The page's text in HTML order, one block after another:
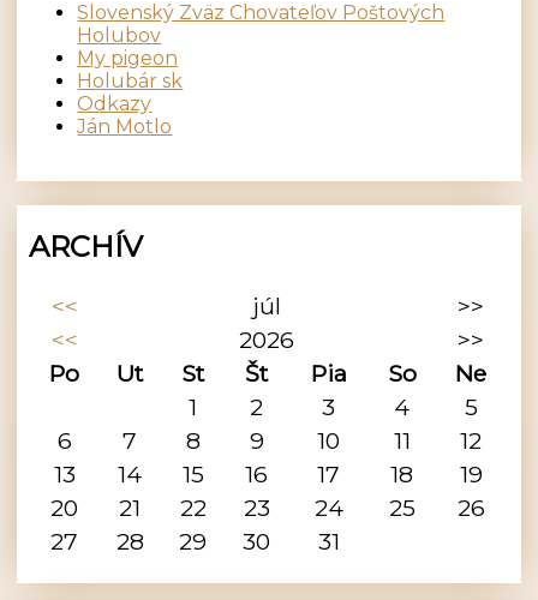
Slovenský Zväz Chovateľov Poštových
Holubov
My pigeon
Holubár sk
Odkazy
Ján Motlo
ARCHÍV
<< júl
>>
<<
2026
>>
Po
Ut St Št Pia So
Ne
1
2 3 4
5
6
7 8 9 10 11
12
13
14 15 16 17 18
19
20
21 22 23 24 25
26
27
28 29 30 31